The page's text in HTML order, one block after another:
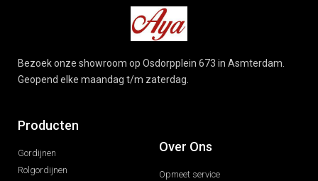
Bezoek onze showroom op Osdorpplein 673 in Asmterdam.
Geopend elke maandag t/m zaterdag.
Producten
Gordijnen
Rolgordijnen
Over Ons
Opmeet service